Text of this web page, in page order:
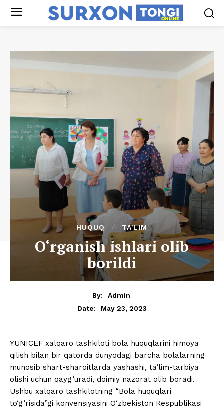
HUQUQ TA'LIM
O‘rganish ishlari olib
borildi
By:
Admin
Date:
May 23, 2023
YUNICEF xalqaro tashkiloti bola huquqlarini himoya
qilish bilan bir qatorda dunyodagi barcha bolalarning
munosib shart-sharoitlarda yashashi, ta’lim-tarbiya
olishi uchun qayg‘uradi, doimiy nazorat olib boradi.
Ushbu xalqaro tashkilotning “Bola huquqlari
to‘g‘risida”gi konvensiyasini O‘zbekiston Respublikasi